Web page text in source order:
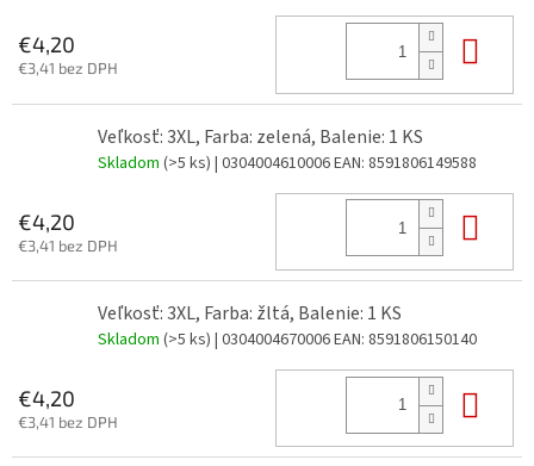
€4,20
€3,41 bez DPH
Veľkosť: 3XL, Farba: zelená, Balenie: 1 KS
Skladom (>5 ks) | 0304004610006EAN: 8591806149588
€4,20
€3,41 bez DPH
Veľkosť: 3XL, Farba: žltá, Balenie: 1 KS
Skladom (>5 ks) | 0304004670006EAN: 8591806150140
€4,20
€3,41 bez DPH